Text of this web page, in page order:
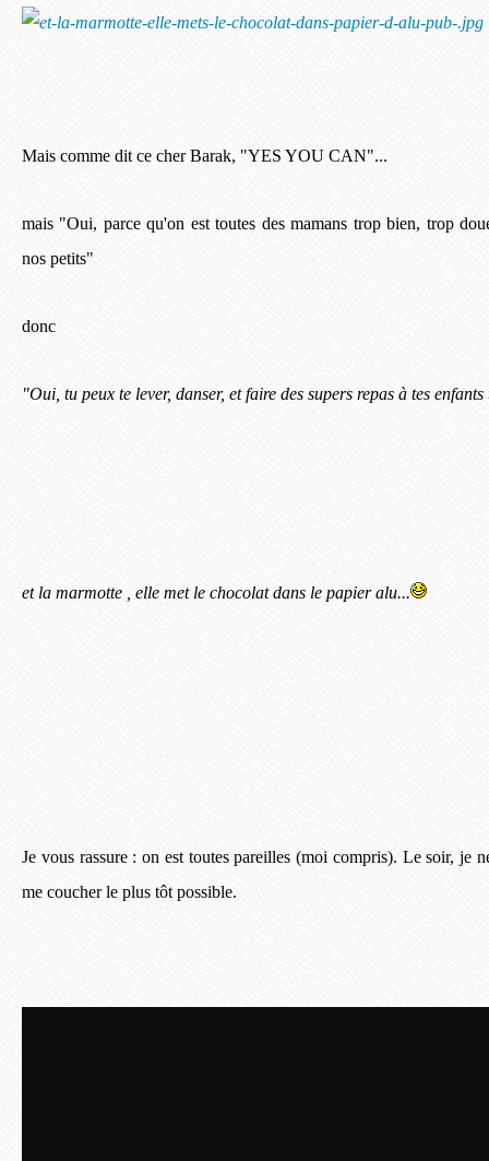
Mais comme dit ce cher Barak, "YES YOU CAN"...
mais "Oui, parce qu'on est toutes des mamans trop bien, trop
nos petits"
donc
"Oui, tu peux te lever, danser, et faire des supers repas à tes
et la marmotte , elle met le chocolat dans le papier alu...
Je vous rassure : on est toutes pareilles (moi compris). Le soir, je
me coucher le plus tôt possible.